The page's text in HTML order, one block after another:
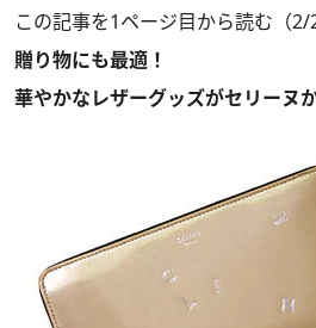
この記事を1ページ目から読む（2/
贈り物にも最適！
華やかなレザーグッズがセリーヌ